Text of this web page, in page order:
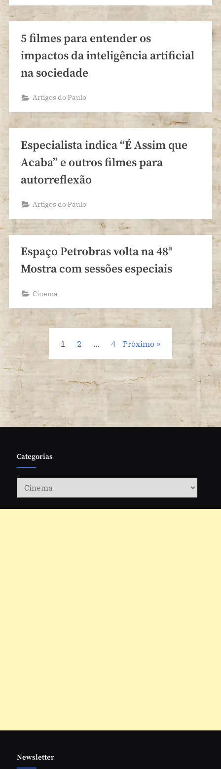
5 filmes para entender os
impactos da inteligência artificial
na sociedade
Artigos do Paulo
Especialista indica “É Assim que
Acaba” e outros filmes para
autorreflexão
Artigos do Paulo
Espaço Petrobras volta na 48ª
Mostra com sessões especiais
Cinema
Paginação
de
posts
1 2 … 4 Próximo
Categorias
Categorias
Newsletter